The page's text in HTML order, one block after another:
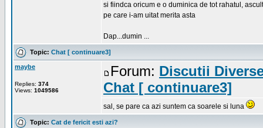
si fiindca oricum e o duminica de tot rahatul,
pe care i-am uitat merita asta
Dap...dumin ...
Topic: Chat [ continuare3]
maybe
Replies: 374
Views: 1049586
Forum: Discutii
Chat [ continuare3]
sal, se pare ca azi suntem ca soarele si luna
Topic: Cat de fericit esti azi?